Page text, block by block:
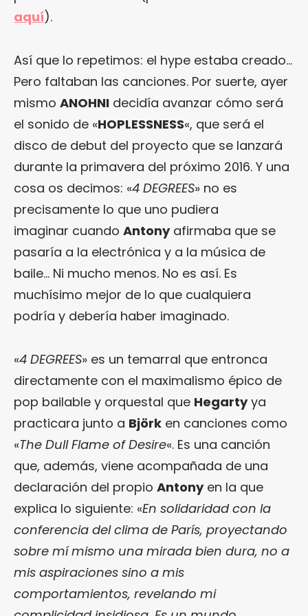
aquí).
Así que lo repetimos: el hype estaba creado…
Pero faltaban las canciones. Por suerte, ayer
mismo ANOHNI decidía avanzar cómo será
el sonido de «HOPLESSNESS«, que será el
disco de debut del proyecto que se lanzará
durante la primavera del próximo 2016. Y una
cosa os decimos: «4 DEGREES» no es
precisamente lo que uno pudiera
imaginar cuando Antonyafirmaba que se
pasaría a la electrónica y a la música de
baile… Ni mucho menos. No es así. Es
muchísimo mejor de lo que cualquiera
podría y debería haber imaginado.
«4 DEGREES» es un temarral que entronca
directamente con el maximalismo épico de
pop bailable y orquestal que Hegartyya
practicara junto a Björk en canciones como
«The Dull Flame of Desire«. Es una canción
que, además, viene acompañada de una
declaración del propio Antonyen la que
explica lo siguiente: «En solidaridad con la
conferencia del clima de París, proyectando
sobre mí mismo una mirada bien dura, no a
mis aspiraciones sino a mis
comportamientos, revelando mi